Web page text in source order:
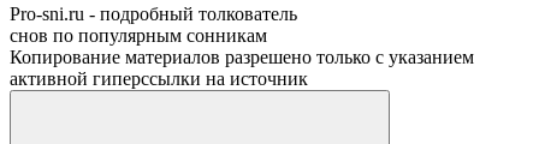
Pro-sni.ru - подробный толкователь
снов по популярным сонникам
Копирование материалов разрешено только с указанием
активной гиперссылки на источник